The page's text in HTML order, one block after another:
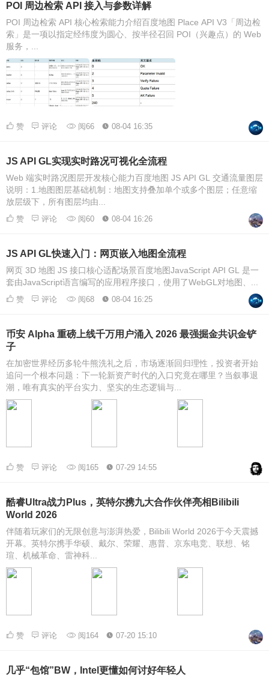
POI 周边检索 API 接入与参数详解
POI 周边检索 API 核心检索能力介绍百度地图 Place API V3「周边检
索」是一项以指定经纬度为圆心、按半径召回 POI（兴趣点）的 Web
服务，...
赞 评论 阅66 08-04 16:35
JS API GL实现实时路况可视化全流程
Web 端实时路况图层开发核心能力百度地图 JS API GL 交通流量图层
说明：1.地图图层基础机制：地图支持叠加单个或多个图层；任意缩
放层级下，所有图层均由...
赞 评论 阅60 08-04 16:26
JS API GL快速入门：网页嵌入地图全流程
网页 3D 地图 JS 接口核心适配场景百度地图JavaScript API GL 是一
套由JavaScript语言编写的应用程序接口，使用了WebGL对地图、...
赞 评论 阅68 08-04 16:25
币安 Alpha 重磅上线千万用户涌入 2026 最强掘金共识金铲
子
在加密世界经历多轮牛熊洗礼之后，市场逐渐回归理性，投资者开始
追问一个根本问题：下一轮新资产时代的入口究竟在哪里？当叙事退
潮，唯有真实的平台实力、坚实的生态逻辑与...
赞 评论 阅165 07-29 14:55
酷睿Ultra战力Plus，英特尔携九大合作伙伴亮相Bilibili
World 2026
伴随着玩家们的无限创意与澎湃热爱，Bilibili World 2026于今天震撼
开幕。英特尔携手华硕、戴尔、荣耀、惠普、京东电竞、联想、铭
瑄、机械革命、雷神科...
赞 评论 阅164 07-20 15:10
几乎“包馆”BW，Intel更懂如何讨好年轻人